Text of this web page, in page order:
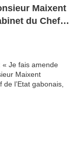
Maixent
du Chef
ma